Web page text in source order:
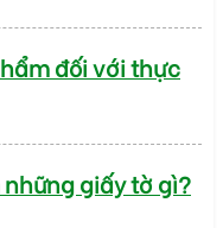
đối với thực
những giấy tờ gì?